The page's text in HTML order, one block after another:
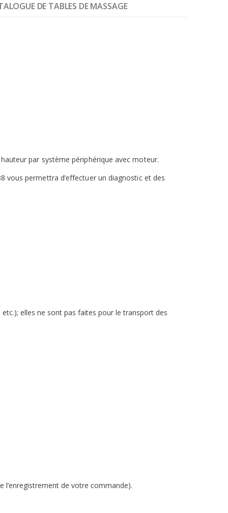
DE TABLES DE MASSAGE
par système périphérique avec moteur.
vous permettra d’effectuer un diagnostic et des
elles ne sont pas faites pour le transport des
l’enregistrement de votre commande).